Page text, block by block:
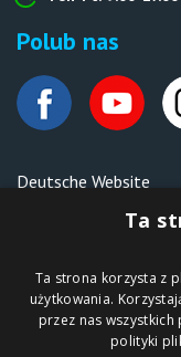
Polub nas
Deutsche Website
Malen nach Zahlen
Ta
Ta strona korzysta z
użytkowania.
przez nas
polityki